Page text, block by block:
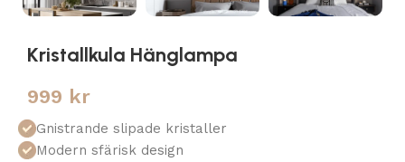
Kristallkula Hänglampa
999 kr
Gnistrande slipade kristaller
Modern sfärisk design